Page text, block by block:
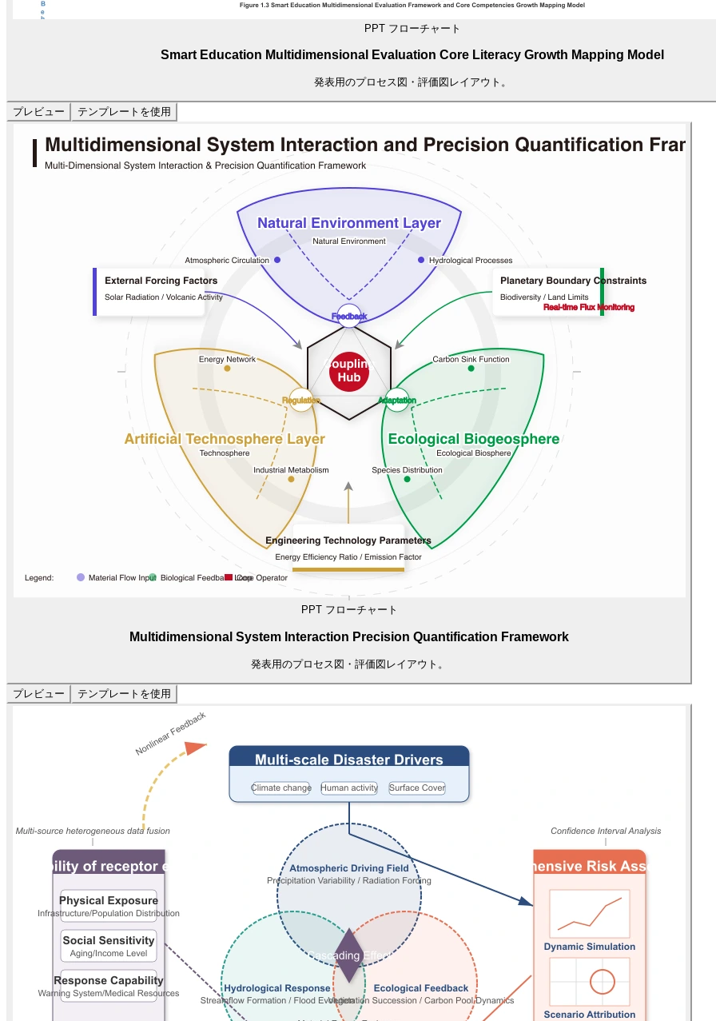
PPT フローチャート
Smart Education Multidimensional Evaluation Core Literacy Growth Mapping Model
発表用のプロセス図・評価図レイアウト。
プレビュー テンプレートを使用
PPT フローチャート
Multidimensional System Interaction Precision Quantification Framework
発表用のプロセス図・評価図レイアウト。
プレビュー テンプレートを使用